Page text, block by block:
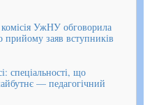
УжНУ обговорила
прийому заяв вступників
спеціальності, що
— педагогічний